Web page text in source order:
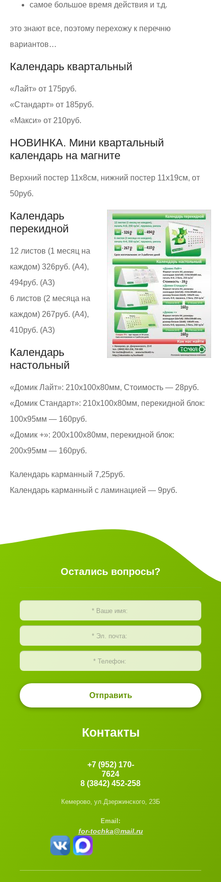
самое большое время действия и т.д.
это знают все, поэтому перехожу к перечню
вариантов…
Календарь квартальный
«Лайт» от 175руб.
«Стандарт» от 185руб.
«Макси» от 210руб.
НОВИНКА. Мини квартальный
календарь на магните
Верхний постер 11х8см, нижний постер 11х19см, от
50руб.
Календарь
перекидной
12 листов (1 месяц на
каждом) 326руб. (А4),
494руб. (А3)
6 листов (2 месяца на
каждом) 267руб. (А4),
410руб. (А3)
Календарь
настольный
«Домик Лайт»: 210х100х80мм, Стоимость — 28руб.
«Домик Стандарт»: 210х100х80мм, перекидной блок:
100х95мм — 160руб.
«Домик +»: 200х100х80мм, перекидной блок:
200х95мм — 160руб.
Календарь карманный 7,25руб.
Календарь карманный с ламинацией — 9руб.
Остались вопросы?
Отправить
Контакты
+7 (952) 170-
7624
8 (3842) 452-258
Кемерово, ул.Дзержинского, 23Б
Email:
for-tochka@mail.ru